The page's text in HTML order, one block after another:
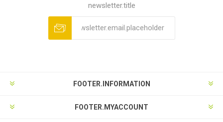
newsletter.title
FOOTER.INFORMATION
FOOTER.MYACCOUNT